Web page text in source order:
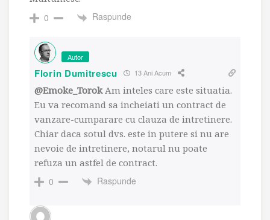
0
Raspunde
Autor
Florin Dumitrescu 13 Ani Acum
@Emoke_TorokAm inteles care este situatia.
Eu va recomand sa incheiati un contract de
vanzare-cumparare cu clauza de intretinere.
Chiar daca sotul dvs. este in putere si nu are
nevoie de intretinere, notarul nu poate
refuza un astfel de contract.
0
Raspunde